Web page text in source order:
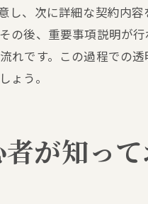
計画的な不動産売買の進
物件選び
、次に詳細な契約内容
後、重要事項説明が行
です。この過程での
ょう。
が知っ